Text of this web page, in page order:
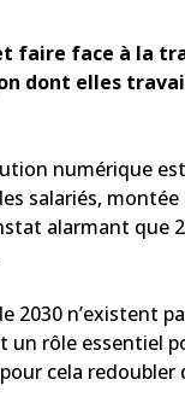
faire face à la
dont elles
numérique
salariés,
alarmant que
2030 n’existent
rôle essentiel
cela